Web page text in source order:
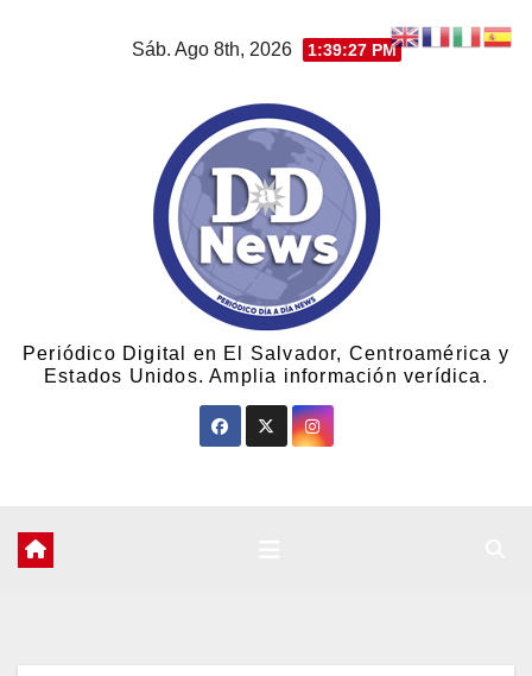
Sáb. Ago 8th, 2026 1:39:28 PM
Periódico Digital en El Salvador, Centroamérica y
Estados Unidos. Amplia información verídica.